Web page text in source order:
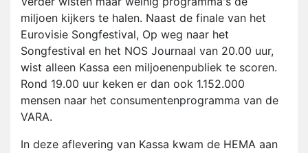
miljoen kijkers te halen. Naast de finale van het
Eurovisie Songfestival, Op weg naar het
Songfestival en het NOS Journaal van 20.00 uur,
wist alleen Kassa een miljoenenpubliek te scoren.
Rond 19.00 uur keken er dan ook 1.152.000
mensen naar het consumentenprogramma van de
VARA.
In deze aflevering van Kassa kwam de HEMA aan